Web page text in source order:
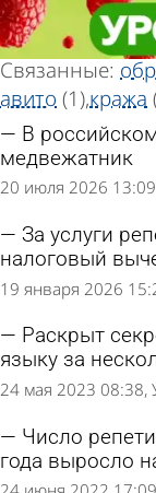
Тег новостей
Всего найдено
Связанные:
авито (1)кража
В
медвежатник
20 июля 2026 13:09
За услуги
налоговый
19 января 2026
Раскрыт
языку за
24 мая 2023 08:38
Число
года выросло
Тег новостей